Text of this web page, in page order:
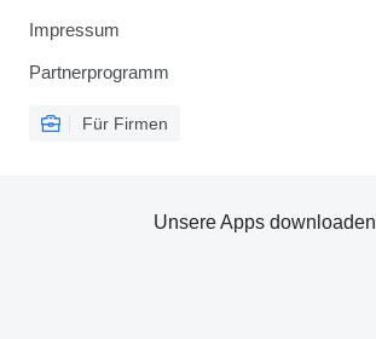
Impressum
Partnerprogramm
Für Firmen
Unsere Apps downloaden